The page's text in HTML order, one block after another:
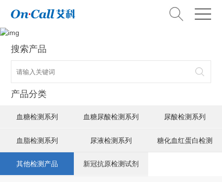
搜索产品
产品分类
血糖检测系列 血糖尿酸检测系列 尿酸检测系列
血脂检测系列 尿液检测系列 糖化血红蛋白检测
其他检测产品 新冠抗原检测试剂